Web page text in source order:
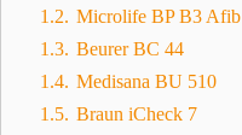
1.2. Microlife BP B3 Afib
1.3. Beurer BC 44
1.4. Medisana BU 510
1.5. Braun iCheck 7